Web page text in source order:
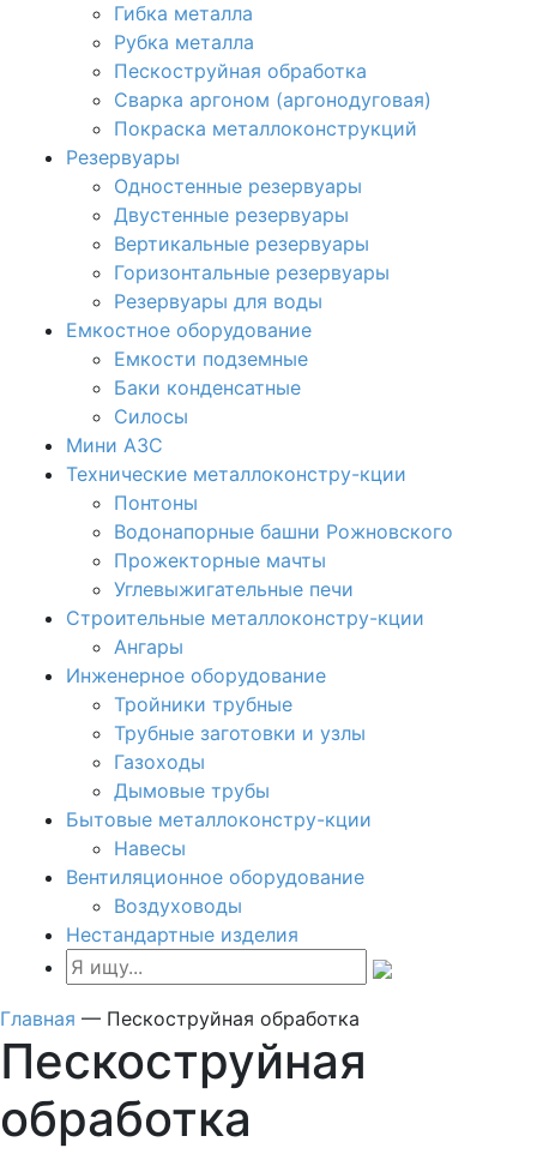
Гибка металла
Рубка металла
Пескоструйная обработка
Сварка аргоном (аргонодуговая)
Покраска металлоконструкций
Резервуары
Одностенные резервуары
Двустенные резервуары
Вертикальные резервуары
Горизонтальные резервуары
Резервуары для воды
Емкостное оборудование
Емкости подземные
Баки конденсатные
Силосы
Мини АЗС
Технические металлоконстру-кции
Понтоны
Водонапорные башни Рожновского
Прожекторные мачты
Углевыжигательные печи
Строительные металлоконстру-кции
Ангары
Инженерное оборудование
Тройники трубные
Трубные заготовки и узлы
Газоходы
Дымовые трубы
Бытовые металлоконстру-кции
Навесы
Вентиляционное оборудование
Воздуховоды
Нестандартные изделия
Главная — Пескоструйная обработка
Пескоструйная
обработка